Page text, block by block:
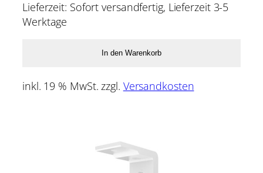
Lieferzeit: Sofort versandfertig, Lieferzeit 3-5
Werktage
In den Warenkorb
inkl. 19 % MwSt. zzgl. Versandkosten